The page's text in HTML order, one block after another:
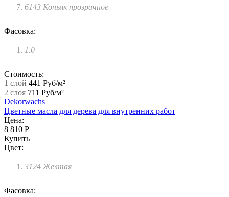
6143 Коньяк прозрачное
Фасовка:
1.0
Стоимость:
1 слой 441 Руб/м²
2 слоя 711 Руб/м²
Dekorwachs
Цветные масла для дерева для внутренних работ
Цена:
8 810 Р
Купить
Цвет:
3124 Желтая
Фасовка: